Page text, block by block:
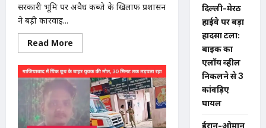
सरकारी भूमि पर अवैध कब्जे के खिलाफ प्रशासन
ने बड़ी कार्रवाई...
Read More
more
मोदीनगर
में
13
बीघा
सरकारी
जमीन
से
अवैध
दिल्ली-मेरठ
हाईवे पर बड़ा
हादसा टला:
बाइक का
एलॉय व्हील
निकलने से 3
कांवड़िए
घायल
ईरान-ओमान